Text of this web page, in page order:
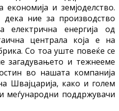
и земјоделство.
ние за производство
електрична енергија од
централа која е на
Со тоа уште повеќе се
загадувањето и тежнееме
во нашата компанија
Швајцарија, како и голем
меѓународни поддржувачи